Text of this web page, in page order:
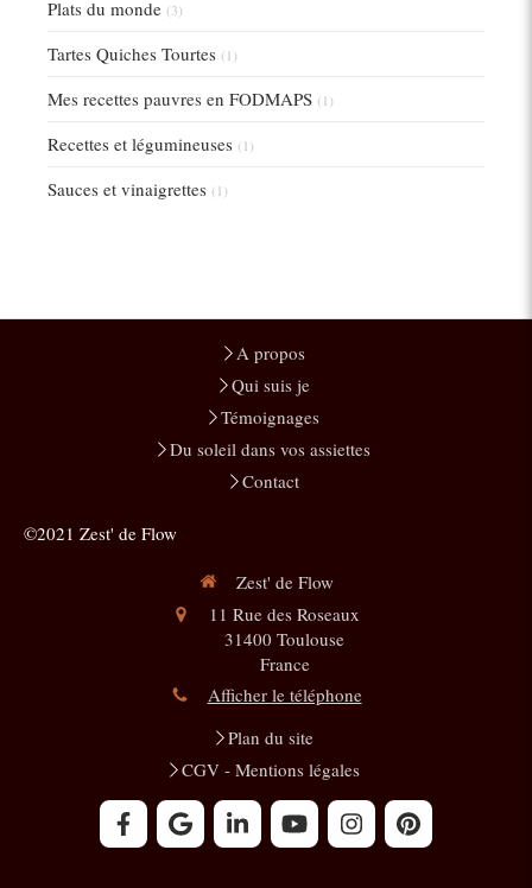
Plats du monde (3)
Tartes Quiches Tourtes (1)
Mes recettes pauvres en FODMAPS (1)
Recettes et légumineuses (1)
Sauces et vinaigrettes (1)
A propos
Qui suis je
Témoignages
Du soleil dans vos assiettes
Contact
©2021 Zest' de Flow
Zest' de Flow
11 Rue des Roseaux
31400 Toulouse
France
Afficher le téléphone
Plan du site
CGV - Mentions légales